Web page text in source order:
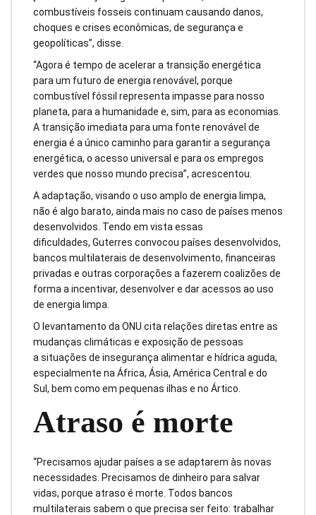
combustíveis fosseis continuam causando danos,
choques e crises econômicas, de segurança e
geopolíticas”, disse.
“Agora é tempo de acelerar a transição energética
para um futuro de energia renovável, porque
combustível fóssil representa impasse para nosso
planeta, para a humanidade e, sim, para as economias.
A transição imediata para uma fonte renovável de
energia é a único caminho para garantir a segurança
energética, o acesso universal e para os empregos
verdes que nosso mundo precisa”, acrescentou.
A adaptação, visando o uso amplo de energia limpa,
não é algo barato, ainda mais no caso de países menos
desenvolvidos. Tendo em vista essas
dificuldades, Guterres convocou países desenvolvidos,
bancos multilaterais de desenvolvimento, financeiras
privadas e outras corporações a fazerem coalizões de
forma a incentivar, desenvolver e dar acessos ao uso
de energia limpa.
O levantamento da ONU cita relações diretas entre as
mudanças climáticas e exposição de pessoas
a situações de insegurança alimentar e hídrica aguda,
especialmente na África, Ásia, América Central e do
Sul, bem como em pequenas ilhas e no Ártico.
Atraso é morte
“Precisamos ajudar países a se adaptarem às novas
necessidades. Precisamos de dinheiro para salvar
vidas, porque atraso é morte. Todos bancos
multilaterais sabem o que precisa ser feito: trabalhar